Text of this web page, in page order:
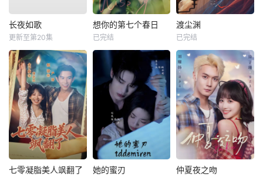
长夜如歌
更新至第20集
想你的第七个春日
已完结
渡尘渊
已完结
七零凝脂美人飒翻了 她的蜜刃 仲夏夜之吻